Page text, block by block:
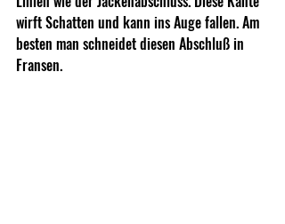
wirft Schatten und kann ins Auge fallen. Am
besten man schneidet diesen Abschluß in
Fransen.